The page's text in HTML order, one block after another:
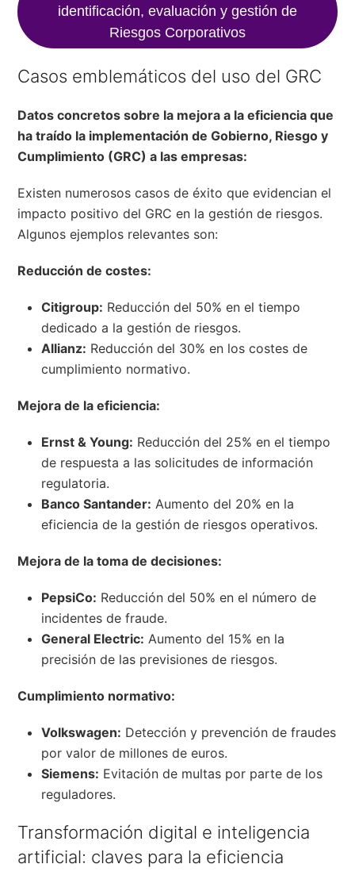
identificación, evaluación y gestión de
Riesgos Corporativos
Casos emblemáticos del uso del GRC
Datos concretos sobre la mejora a la eficiencia que
ha traído la implementación de Gobierno, Riesgo y
Cumplimiento (GRC) a las empresas:
Existen numerosos casos de éxito que evidencian el
impacto positivo del GRC en la gestión de riesgos.
Algunos ejemplos relevantes son:
Reducción de costes:
Citigroup: Reducción del 50% en el tiempo
dedicado a la gestión de riesgos.
Allianz: Reducción del 30% en los costes de
cumplimiento normativo.
Mejora de la eficiencia:
Ernst & Young: Reducción del 25% en el tiempo
de respuesta a las solicitudes de información
regulatoria.
Banco Santander: Aumento del 20% en la
eficiencia de la gestión de riesgos operativos.
Mejora de la toma de decisiones:
PepsiCo: Reducción del 50% en el número de
incidentes de fraude.
General Electric: Aumento del 15% en la
precisión de las previsiones de riesgos.
Cumplimiento normativo:
Volkswagen: Detección y prevención de fraudes
por valor de millones de euros.
Siemens: Evitación de multas por parte de los
reguladores.
Transformación digital e inteligencia
artificial: claves para la eficiencia